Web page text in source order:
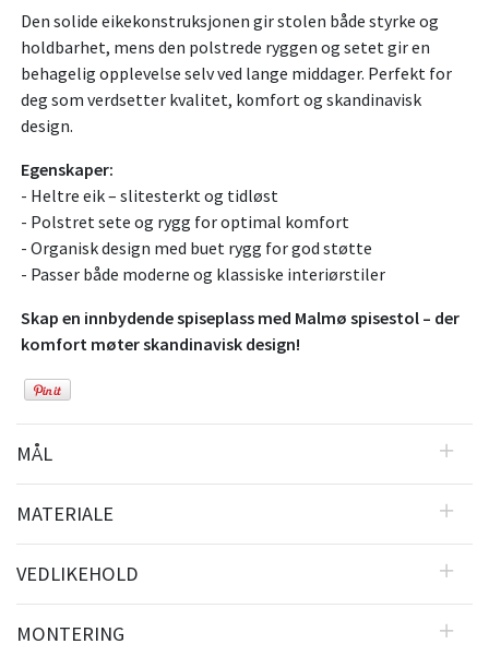
Den solide eikekonstruksjonen gir stolen både styrke og
holdbarhet, mens den polstrede ryggen og setet gir en
behagelig opplevelse selv ved lange middager. Perfekt for
deg som verdsetter kvalitet, komfort og skandinavisk
design.
Egenskaper:
- Heltre eik – slitesterkt og tidløst
- Polstret sete og rygg for optimal komfort
- Organisk design med buet rygg for god støtte
- Passer både moderne og klassiske interiørstiler
Skap en innbydende spiseplass med Malmø spisestol – der
komfort møter skandinavisk design!
MÅL
MATERIALE
VEDLIKEHOLD
MONTERING